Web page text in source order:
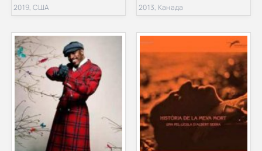
2019, США 2013, Канада